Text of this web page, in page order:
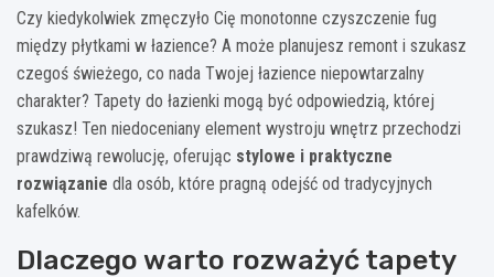
Czy kiedykolwiek zmęczyło Cię monotonne czyszczenie fug
między płytkami w łazience? A może planujesz remont i szukasz
czegoś świeżego, co nada Twojej łazience niepowtarzalny
charakter? Tapety do łazienki mogą być odpowiedzią, której
szukasz! Ten niedoceniany element wystroju wnętrz przechodzi
prawdziwą rewolucję, oferując stylowe i praktyczne
rozwiązanie dla osób, które pragną odejść od tradycyjnych
kafelków.
Dlaczego warto rozważyć tapety